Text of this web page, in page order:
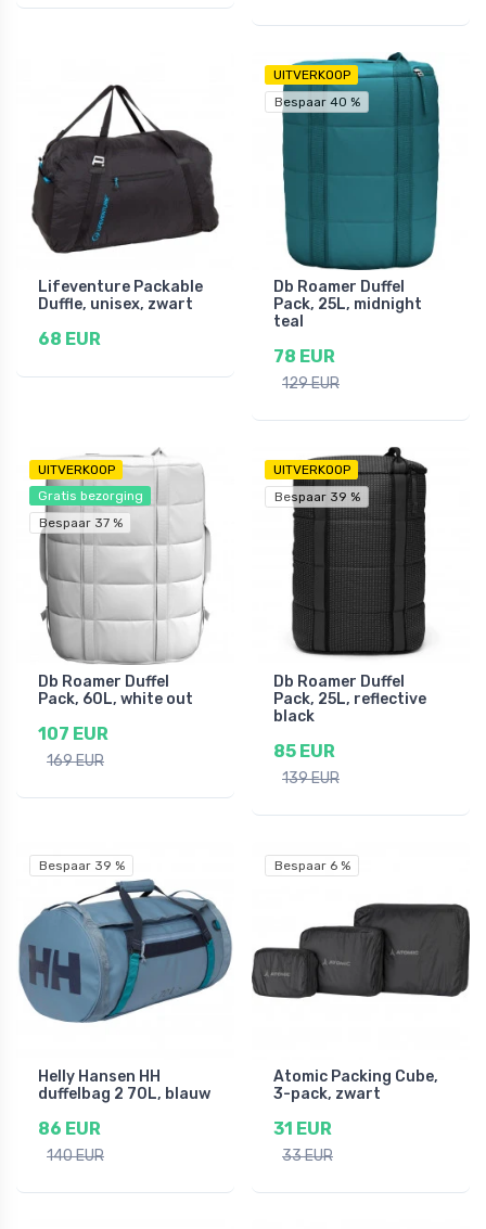
Lifeventure Packable
Duffle, unisex, zwart
68 EUR
UITVERKOOP
Bespaar 40 %
Db Roamer Duffel
Pack, 25L, midnight
teal
78 EUR
129 EUR
UITVERKOOP
Gratis bezorging
Bespaar 37 %
Db Roamer Duffel
Pack, 60L, white out
107 EUR
169 EUR
UITVERKOOP
Bespaar 39 %
Db Roamer Duffel
Pack, 25L, reflective
black
85 EUR
139 EUR
Bespaar 39 %
Helly Hansen HH
duffelbag 2 70L, blauw
86 EUR
140 EUR
Bespaar 6 %
Atomic Packing Cube,
3-pack, zwart
31 EUR
33 EUR